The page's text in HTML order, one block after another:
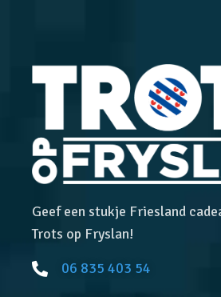
Geef een stukje Friesland
Trots op Fryslan!
06 835 403 54